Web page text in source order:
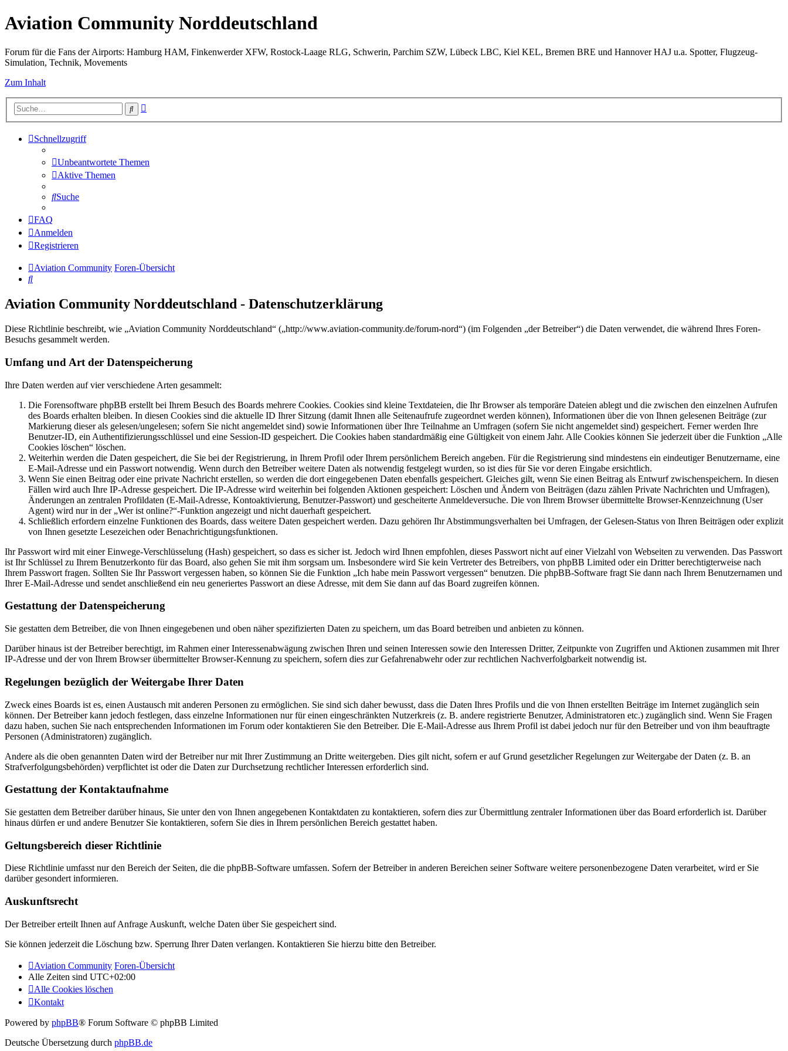
Aviation Community Norddeutschland
Forum für die Fans der Airports: Hamburg HAM, Finkenwerder XFW, Rostock-Laage RLG, Schwerin, Parchim SZW, Lübeck LBC, Kiel KEL, Bremen BRE und Hannover HAJ u.a. Spotter, Flugzeug-
Simulation, Technik, Movements
Zum Inhalt
Suche
Schnellzugriff
Unbeantwortete Themen
Aktive Themen
Suche
FAQ
Anmelden
Registrieren
Aviation Community Foren-Übersicht
Suche
Aviation Community Norddeutschland - Datenschutzerklärung
Diese Richtlinie beschreibt, wie „Aviation Community Norddeutschland“ („http://www.aviation-community.de/forum-nord“) (im Folgenden „der Betreiber“) die Daten verwendet, die während Ihres Foren-
Besuchs gesammelt werden.
Umfang und Art der Datenspeicherung
Ihre Daten werden auf vier verschiedene Arten gesammelt:
Die Forensoftware phpBB erstellt bei Ihrem Besuch des Boards mehrere Cookies. Cookies sind kleine Textdateien, die Ihr Browser als temporäre Dateien ablegt und die zwischen den einzelnen Aufrufen
des Boards erhalten bleiben. In diesen Cookies sind die aktuelle ID Ihrer Sitzung (damit Ihnen alle Seitenaufrufe zugeordnet werden können), Informationen über die von Ihnen gelesenen Beiträge (zur
Markierung dieser als gelesen/ungelesen; sofern Sie nicht angemeldet sind) sowie Informationen über Ihre Teilnahme an Umfragen (sofern Sie nicht angemeldet sind) gespeichert. Ferner werden Ihre
Benutzer-ID, ein Authentifizierungsschlüssel und eine Session-ID gespeichert. Die Cookies haben standardmäßig eine Gültigkeit von einem Jahr. Alle Cookies können Sie jederzeit über die Funktion „Alle
Cookies löschen“ löschen.
Weiterhin werden die Daten gespeichert, die Sie bei der Registrierung, in Ihrem Profil oder Ihrem persönlichem Bereich angeben. Für die Registrierung sind mindestens ein eindeutiger Benutzername, eine
E-Mail-Adresse und ein Passwort notwendig. Wenn durch den Betreiber weitere Daten als notwendig festgelegt wurden, so ist dies für Sie vor deren Eingabe ersichtlich.
Wenn Sie einen Beitrag oder eine private Nachricht erstellen, so werden die dort eingegebenen Daten ebenfalls gespeichert. Gleiches gilt, wenn Sie einen Beitrag als Entwurf zwischenspeichern. In diesen
Fällen wird auch Ihre IP-Adresse gespeichert. Die IP-Adresse wird weiterhin bei folgenden Aktionen gespeichert: Löschen und Ändern von Beiträgen (dazu zählen Private Nachrichten und Umfragen),
Änderungen an zentralen Profildaten (E-Mail-Adresse, Kontoaktivierung, Benutzer-Passwort) und gescheiterte Anmeldeversuche. Die von Ihrem Browser übermittelte Browser-Kennzeichnung (User
Agent) wird nur in der „Wer ist online?“-Funktion angezeigt und nicht dauerhaft gespeichert.
Schließlich erfordern einzelne Funktionen des Boards, dass weitere Daten gespeichert werden. Dazu gehören Ihr Abstimmungsverhalten bei Umfragen, der Gelesen-Status von Ihren Beiträgen oder explizit
von Ihnen gesetzte Lesezeichen oder Benachrichtigungsfunktionen.
Ihr Passwort wird mit einer Einwege-Verschlüsselung (Hash) gespeichert, so dass es sicher ist. Jedoch wird Ihnen empfohlen, dieses Passwort nicht auf einer Vielzahl von Webseiten zu verwenden. Das Passwort
ist Ihr Schlüssel zu Ihrem Benutzerkonto für das Board, also gehen Sie mit ihm sorgsam um. Insbesondere wird Sie kein Vertreter des Betreibers, von phpBB Limited oder ein Dritter berechtigterweise nach
Ihrem Passwort fragen. Sollten Sie Ihr Passwort vergessen haben, so können Sie die Funktion „Ich habe mein Passwort vergessen“ benutzen. Die phpBB-Software fragt Sie dann nach Ihrem Benutzernamen und
Ihrer E-Mail-Adresse und sendet anschließend ein neu generiertes Passwort an diese Adresse, mit dem Sie dann auf das Board zugreifen können.
Gestattung der Datenspeicherung
Sie gestatten dem Betreiber, die von Ihnen eingegebenen und oben näher spezifizierten Daten zu speichern, um das Board betreiben und anbieten zu können.
Darüber hinaus ist der Betreiber berechtigt, im Rahmen einer Interessenabwägung zwischen Ihren und seinen Interessen sowie den Interessen Dritter, Zeitpunkte von Zugriffen und Aktionen zusammen mit Ihrer
IP-Adresse und der von Ihrem Browser übermittelter Browser-Kennung zu speichern, sofern dies zur Gefahrenabwehr oder zur rechtlichen Nachverfolgbarkeit notwendig ist.
Regelungen bezüglich der Weitergabe Ihrer Daten
Zweck eines Boards ist es, einen Austausch mit anderen Personen zu ermöglichen. Sie sind sich daher bewusst, dass die Daten Ihres Profils und die von Ihnen erstellten Beiträge im Internet zugänglich sein
können. Der Betreiber kann jedoch festlegen, dass einzelne Informationen nur für einen eingeschränkten Nutzerkreis (z. B. andere registrierte Benutzer, Administratoren etc.) zugänglich sind. Wenn Sie Fragen
dazu haben, suchen Sie nach entsprechenden Informationen im Forum oder kontaktieren Sie den Betreiber. Die E-Mail-Adresse aus Ihrem Profil ist dabei jedoch nur für den Betreiber und von ihm beauftragte
Personen (Administratoren) zugänglich.
Andere als die oben genannten Daten wird der Betreiber nur mit Ihrer Zustimmung an Dritte weitergeben. Dies gilt nicht, sofern er auf Grund gesetzlicher Regelungen zur Weitergabe der Daten (z. B. an
Strafverfolgungsbehörden) verpflichtet ist oder die Daten zur Durchsetzung rechtlicher Interessen erforderlich sind.
Gestattung der Kontaktaufnahme
Sie gestatten dem Betreiber darüber hinaus, Sie unter den von Ihnen angegebenen Kontaktdaten zu kontaktieren, sofern dies zur Übermittlung zentraler Informationen über das Board erforderlich ist. Darüber
hinaus dürfen er und andere Benutzer Sie kontaktieren, sofern Sie dies in Ihrem persönlichen Bereich gestattet haben.
Geltungsbereich dieser Richtlinie
Diese Richtlinie umfasst nur den Bereich der Seiten, die die phpBB-Software umfassen. Sofern der Betreiber in anderen Bereichen seiner Software weitere personenbezogene Daten verarbeitet, wird er Sie
darüber gesondert informieren.
Auskunftsrecht
Der Betreiber erteilt Ihnen auf Anfrage Auskunft, welche Daten über Sie gespeichert sind.
Sie können jederzeit die Löschung bzw. Sperrung Ihrer Daten verlangen. Kontaktieren Sie hierzu bitte den Betreiber.
Aviation Community Foren-Übersicht
Alle Zeiten sind UTC+02:00
Alle Cookies löschen
Kontakt
Powered by phpBB® Forum Software © phpBB Limited
Deutsche Übersetzung durch phpBB.de